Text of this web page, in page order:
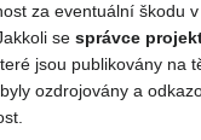
za eventuální škodu
se správce
jsou publikovány
ozdrojovány a